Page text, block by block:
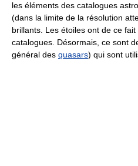
les éléments des catalogues
(dans la limite de la résolution
brillants. Les étoiles ont de ce
catalogues. Désormais, ce sont
général des quasars) qui sont